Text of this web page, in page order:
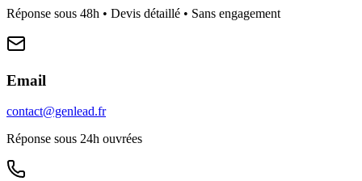
Réponse sous 48h • Devis détaillé • Sans engagement
Email
contact@genlead.fr
Réponse sous 24h ouvrées